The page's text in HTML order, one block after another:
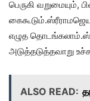
பெருகி வறுமையும்,
எழுத
அடுத்தடுத்தவாறு
ALSO READ: